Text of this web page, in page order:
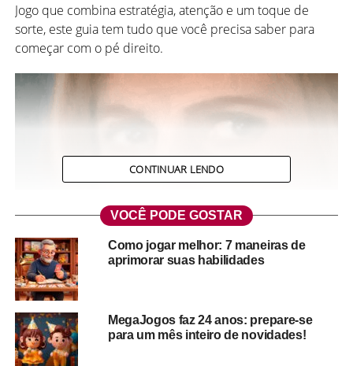
Jogo que combina estratégia, atenção e um toque de
sorte, este guia tem tudo que você precisa saber para
começar com o pé direito.
O que é o dominó?
O dominó é pop, é vintage, é ancião, é tudo isso ao
CONTINUAR LENDO
VOCÊ PODE GOSTAR
Como jogar melhor: 7 maneiras de
aprimorar suas habilidades
MegaJogos faz 24 anos: prepare-se
para um mês inteiro de novidades!